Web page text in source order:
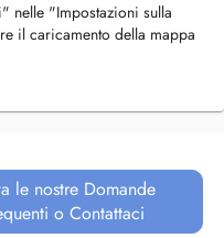
nelle "Impostazioni sulla
il caricamento della mappa
le nostre Domande
o Contattaci